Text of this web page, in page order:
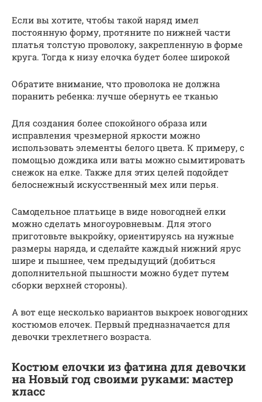
Если вы хотите, чтобы такой наряд имел
постоянную форму, протяните по нижней части
платья толстую проволоку, закрепленную в форме
круга. Тогда к низу елочка будет более широкой
Обратите внимание, что проволока не должна
поранить ребенка: лучше обернуть ее тканью
Для создания более спокойного образа или
исправления чрезмерной яркости можно
использовать элементы белого цвета. К примеру, с
помощью дождика или ваты можно сымитировать
снежок на елке. Также для этих целей подойдет
белоснежный искусственный мех или перья.
Самодельное платьице в виде новогодней елки
можно сделать многоуровневым. Для этого
приготовьте выкройку, ориентируясь на нужные
размеры наряда, и сделайте каждый нижний ярус
шире и пышнее, чем предыдущий (добиться
дополнительной пышности можно будет путем
сборки верхней стороны).
А вот еще несколько вариантов выкроек новогодних
костюмов елочек. Первый предназначается для
девочки трехлетнего возраста.
Костюм елочки из фатина для девочки
на Новый год своими руками: мастер
класс